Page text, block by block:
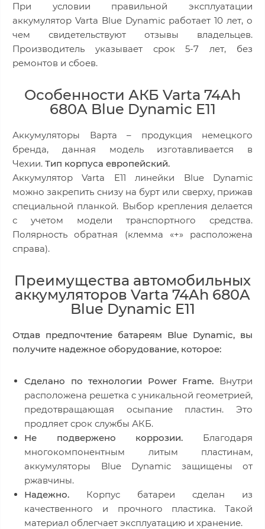
При условии правильной эксплуатации
аккумулятор Varta Blue Dynamic работает 10 лет, о
чем свидетельствуют отзывы владельцев.
Производитель указывает срок 5-7 лет, без
ремонтов и сбоев.
Особенности АКБ Varta 74Ah
680A Blue Dynamic E11
Аккумуляторы Варта – продукция немецкого
бренда, данная модель изготавливается в
Чехии. Тип корпуса европейский.
Аккумулятор Varta E11 линейки Blue Dynamic
можно закрепить снизу на бурт или сверху, прижав
специальной планкой. Выбор крепления делается
с учетом модели транспортного средства.
Полярность обратная (клемма «+» расположена
справа).
Преимущества автомобильных
аккумуляторов Varta 74Ah 680A
Blue Dynamic E11
Отдав предпочтение батареям Blue Dynamic, вы
получите надежное оборудование, которое:
Сделано по технологии Power Frame. Внутри
расположена решетка с уникальной геометрией,
предотвращающая осыпание пластин. Это
продляет срок службы АКБ.
Не подвержено коррозии. Благодаря
многокомпонентным литым пластинам,
аккумуляторы Blue Dynamic защищены от
ржавчины.
Надежно. Корпус батареи сделан из
качественного и прочного пластика. Такой
материал облегчает эксплуатацию и хранение.